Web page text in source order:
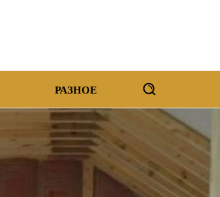
РАЗНОЕ